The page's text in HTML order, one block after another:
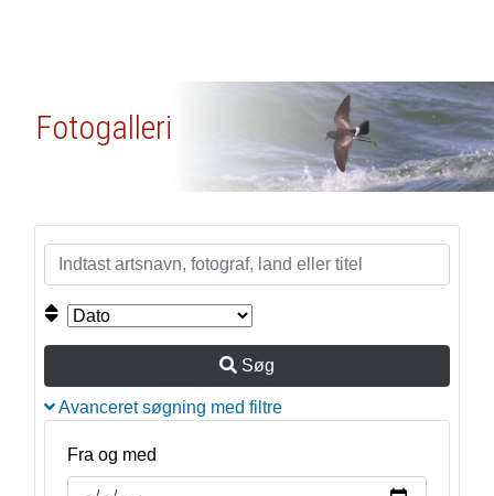
Fotogalleri
Søg
Avanceret søgning med filtre
Fra og med